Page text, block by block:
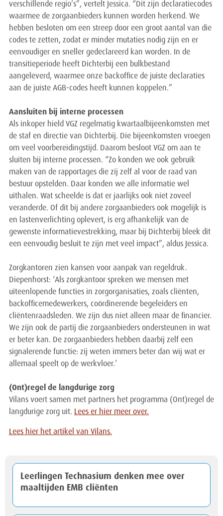
Leerlingen Technasium denken mee over
maaltijden EMB cliënten
verschillende regio’s”, vertelt Jessica. “Dit zijn declaratiecodes
waarmee de zorgaanbieders kunnen worden herkend. We
hebben besloten om een streep door een groot aantal van die
codes te zetten, zodat er minder mutaties nodig zijn en er
eenvoudiger en sneller gedeclareerd kan worden. In de
transitieperiode heeft Dichterbij een bulkbestand
aangeleverd, waarmee onze backoffice de juiste declaraties
aan de juiste AGB-codes heeft kunnen koppelen.”
Aansluiten bij interne processen
Als inkoper hield VGZ regelmatig kwartaalbijeenkomsten met
de staf en directie van Dichterbij. Die bijeenkomsten vroegen
om veel voorbereidingstijd. Daarom besloot VGZ om aan te
sluiten bij interne processen. “Zo konden we ook gebruik
maken van de rapportages die zij zelf al voor de raad van
bestuur opstelden. Daar konden we alle informatie wel
uithalen. Wat scheelde is dat er jaarlijks ook niet zoveel
veranderde. Of dit bij andere zorgaanbieders ook mogelijk is
en lastenverlichting oplevert, is erg afhankelijk van de
gewenste informatievestrekking, maar bij Dichterbij bleek dit
een eenvoudig besluit te zijn met veel impact”, aldus Jessica.
Zorgkantoren zien kansen voor aanpak van regeldruk.
Diepenhorst: ‘Als zorgkantoor spreken we mensen met
uiteenlopende functies in zorgorganisaties, zoals cliënten,
backofficemedewerkers, coördinerende begeleiders en
cliëntenraadsleden. We zijn dus niet alleen maar de financier.
We zijn ook de partij die zorgaanbieders ondersteunen in wat
er beter kan. De zorgaanbieders hebben daarbij zelf een
signalerende functie: zij weten immers beter dan wij wat er
allemaal speelt op de werkvloer.’
(Ont)regel de langdurige zorg
Vilans voert samen met partners het programma (Ont)regel de
langdurige zorg uit. Lees er hier meer over.
Lees hier het artikel van Vilans.